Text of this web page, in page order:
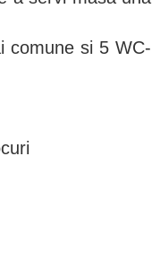
comune si 5 WC-